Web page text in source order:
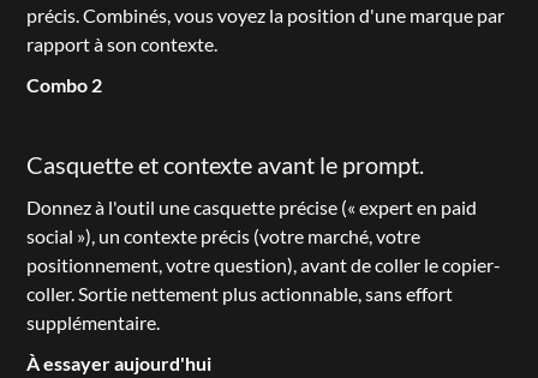
précis. Combinés, vous voyez la position d'une marque par
rapport à son contexte.
Combo 2
Casquette et contexte avant le prompt.
Donnez à l'outil une casquette précise (« expert en paid
social »), un contexte précis (votre marché, votre
positionnement, votre question), avant de coller le copier-
coller. Sortie nettement plus actionnable, sans effort
supplémentaire.
À essayer aujourd'hui